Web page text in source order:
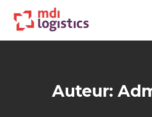
naar
Auteur: